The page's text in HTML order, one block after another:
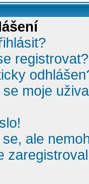
registrovat?
moje
ale